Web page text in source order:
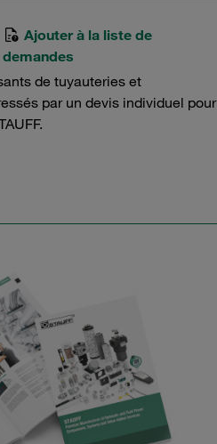
Ajouter à la liste de
demandes
de tuyauteries et
par un devis individuel pour